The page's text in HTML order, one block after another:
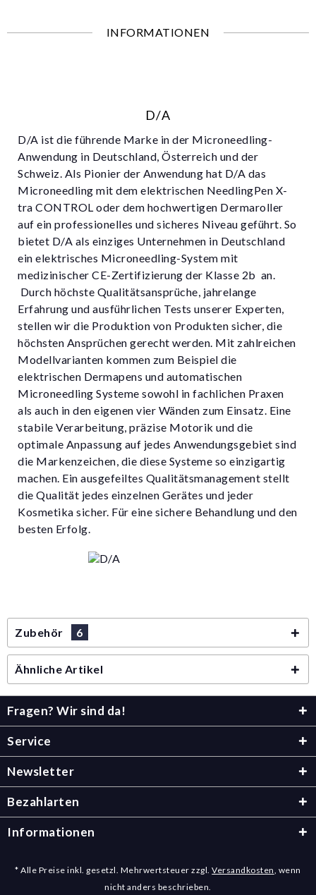
INFORMATIONEN
D/A
D/A ist die führende Marke in der Microneedling-
Anwendung in Deutschland, Österreich und der
Schweiz. Als Pionier der Anwendung hat D/A das
Microneedling mit dem elektrischen NeedlingPen X-
tra CONTROL oder dem hochwertigen Dermaroller
auf ein professionelles und sicheres Niveau geführt. So
bietet D/A als einziges Unternehmen in Deutschland
ein elektrisches Microneedling-System mit
medizinischer CE-Zertifizierung der Klasse 2b an.
Durch höchste Qualitätsansprüche, jahrelange
Erfahrung und ausführlichen Tests unserer Experten,
stellen wir die Produktion von Produkten sicher, die
höchsten Ansprüchen gerecht werden. Mit zahlreichen
Modellvarianten kommen zum Beispiel die
elektrischen Dermapens und automatischen
Microneedling Systeme sowohl in fachlichen Praxen
als auch in den eigenen vier Wänden zum Einsatz. Eine
stabile Verarbeitung, präzise Motorik und die
optimale Anpassung auf jedes Anwendungsgebiet sind
die Markenzeichen, die diese Systeme so einzigartig
machen. Ein ausgefeiltes Qualitätsmanagement stellt
die Qualität jedes einzelnen Gerätes und jeder
Kosmetika sicher. Für eine sichere Behandlung und den
besten Erfolg.
Zubehör 6
Ähnliche Artikel
Fragen? Wir sind da!
Service
Newsletter
Bezahlarten
Informationen
* Alle Preise inkl. gesetzl. Mehrwertsteuer zzgl.Versandkosten, wenn
nicht anders beschrieben.